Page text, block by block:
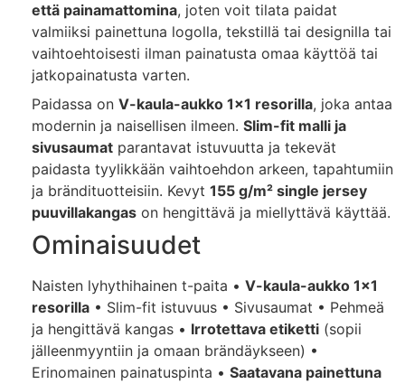
että painamattomina, joten voit tilata paidat
valmiiksi painettuna logolla, tekstillä tai designilla tai
vaihtoehtoisesti ilman painatusta omaa käyttöä tai
jatkopainatusta varten.
Paidassa on V-kaula-aukko 1×1 resorilla, joka antaa
modernin ja naisellisen ilmeen. Slim-fit malli ja
sivusaumat parantavat istuvuutta ja tekevät
paidasta tyylikkään vaihtoehdon arkeen, tapahtumiin
ja brändituotteisiin. Kevyt 155 g/m² single jersey
puuvillakangas on hengittävä ja miellyttävä käyttää.
Ominaisuudet
Naisten lyhythihainen t-paita • V-kaula-aukko 1×1
resorilla • Slim-fit istuvuus • Sivusaumat • Pehmeä
ja hengittävä kangas • Irrotettava etiketti (sopii
jälleenmyyntiin ja omaan brändäykseen) •
Erinomainen painatuspinta • Saatavana painettuna